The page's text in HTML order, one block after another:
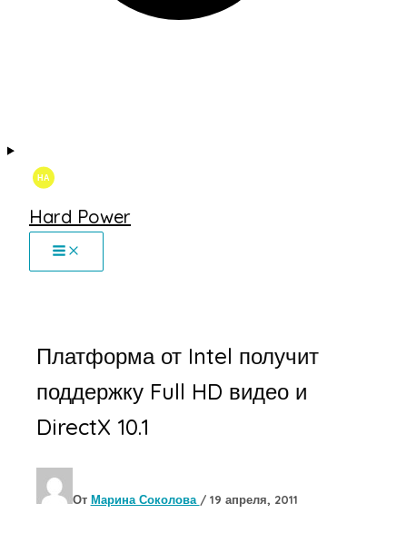
Hard Power
Платформа от Intel получит
поддержку Full HD видео и
DirectX 10.1
От Марина Соколова / 19 апреля, 2011